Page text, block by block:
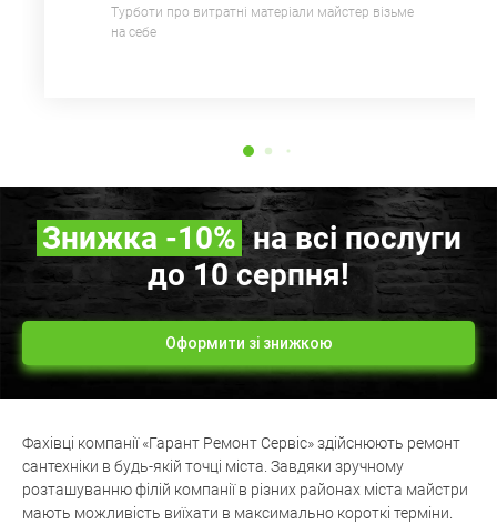
Турботи про витратні матеріали майстер візьме
на себе
Знижка -10% на всі послуги
до 10 серпня!
Оформити зі знижкою
Фахівці компанії «Гарант Ремонт Сервіс» здійснюють ремонт
сантехніки в будь-якій точці міста. Завдяки зручному
розташуванню філій компанії в різних районах міста майстри
мають можливість виїхати в максимально короткі терміни.